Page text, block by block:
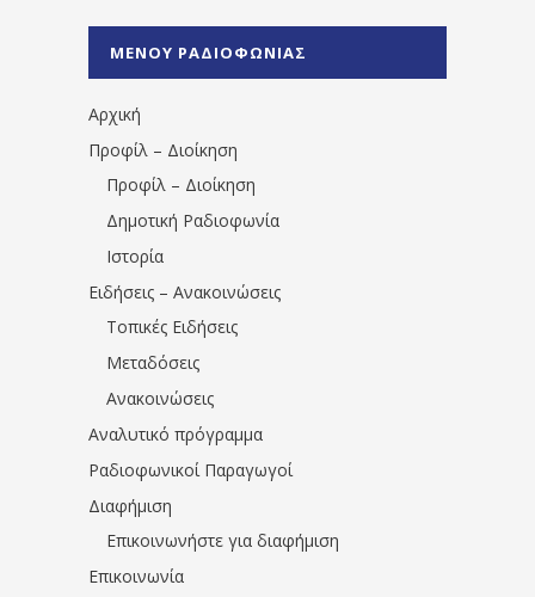
1531194763766854/" artist="" ]
ΜΕΝΟΥ ΡΑΔΙΟΦΩΝΙΑΣ
Αρχική
Προφίλ – Διοίκηση
Προφίλ – Διοίκηση
Δημοτική Ραδιοφωνία
Ιστορία
Ειδήσεις – Ανακοινώσεις
Τοπικές Ειδήσεις
Μεταδόσεις
Ανακοινώσεις
Αναλυτικό πρόγραμμα
Ραδιοφωνικοί Παραγωγοί
Διαφήμιση
Επικοινωνήστε για διαφήμιση
Επικοινωνία